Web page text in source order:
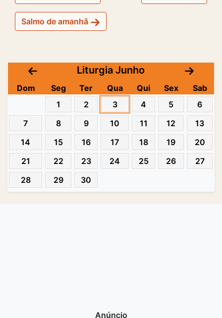
Salmo de amanhã
Liturgia Junho
Dom Seg Ter Qua Qui Sex
Sab
1
2 3 4 5
6
7
8 9 10 11 12
13
14
15 16 17 18 19
20
21
22 23 24 25 26
27
28
29 30